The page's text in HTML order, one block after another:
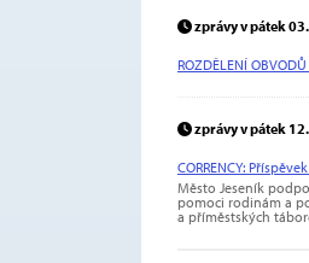
zprávy v pátek
ROZDĚLENÍ
zprávy v pátek
CORRENCY:
Město Jeseník
pomoci rodinám a
a příměstských